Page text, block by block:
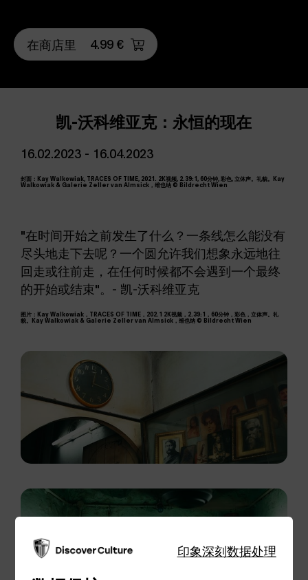
在商店里 4.99 €
凯-沃科维亚克：永恒的现在
16.02.2023 - 16.04.2023
封面：Kay Walkowiak, TRACES OF TIME, 2021. 2K视频, 2.39:1, 60分钟, 彩色, 立体声。礼貌。Kay
Walkowiak & Galerie Zeller van Almsick，维也纳 © Bildrecht Wien
"在时间开始之前发生了什么？一条线怎么能没有
尽头地走下去呢？一个圆允许我们想象永远地往
回走或往前走，在任何时候都不会遇到一个最终
的开始或结束"。- 凯-沃科维亚克
图片：Kay Walkowiak，TRACES OF TIME，202.1 2K视频，2.39:1，60分钟，彩色，立体声。礼
貌。Kay Walkowiak & Galerie Zeller van Almsick，维也纳 © Bildrecht Wien
印象深刻数据处理